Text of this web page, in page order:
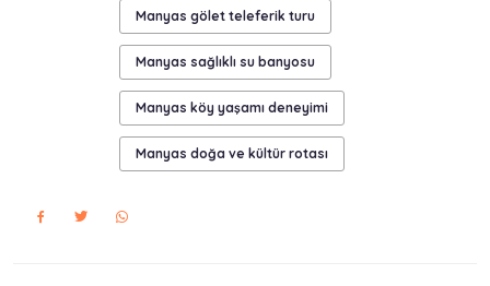
Manyas gölet teleferik turu
Manyas sağlıklı su banyosu
Manyas köy yaşamı deneyimi
Manyas doğa ve kültür rotası